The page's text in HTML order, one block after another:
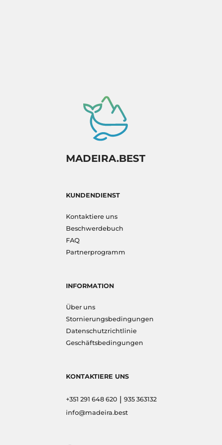
MADEIRA.BEST
KUNDENDIENST
Kontaktiere uns
Beschwerdebuch
FAQ
Partnerprogramm
INFORMATION
Über uns
Stornierungsbedingungen
Datenschutzrichtlinie
Geschäftsbedingungen
KONTAKTIERE UNS
+351 291 648 620 | 935 363132
info@madeira.best